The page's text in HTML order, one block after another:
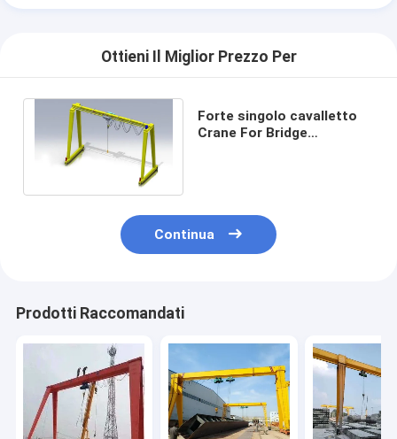
Ottieni Il Miglior Prezzo Per
Forte singolo cavalletto
Crane For Bridge
Continua
Prodotti Raccomandati